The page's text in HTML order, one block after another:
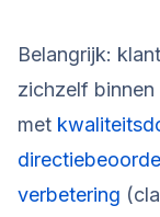
Belangrijk:
zichzelf
met
verbetering